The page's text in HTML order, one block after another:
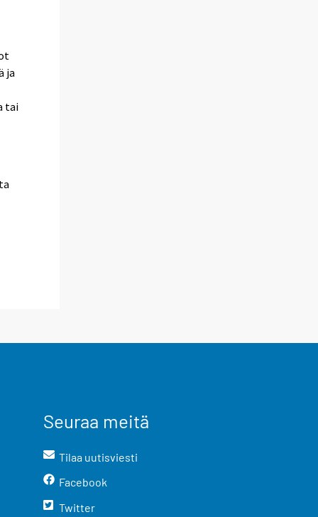
ja
tai
Seuraa meitä
Tilaa uutisviesti
Facebook
Twitter